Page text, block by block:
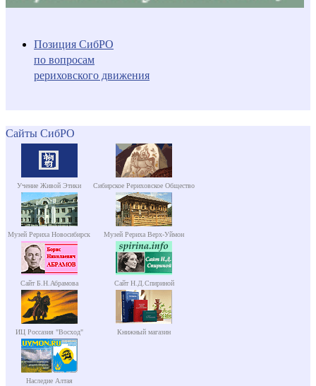
Позиция СибРО
по вопросам
рериховского движения
Сайты СибРО
Учение Живой Этики Сибирское Рериховское Общество
Музей Рериха Новосибирск Музей Рериха Верх-Уймон
Сайт Б.Н.Абрамова Сайт Н.Д.Спириной
ИЦ Россазия "Восход" Книжный магазин
Наследие Алтая